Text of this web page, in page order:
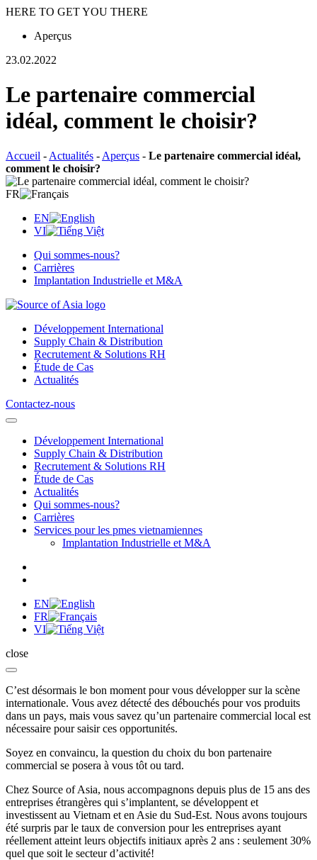
HERE TO GET YOU THERE
Aperçus
23.02.2022
Le partenaire commercial
idéal, comment le choisir?
Accueil - Actualités - Aperçus - Le partenaire commercial idéal,
comment le choisir?
FR
EN
VI
Qui sommes-nous?
Carrières
Implantation Industrielle et M&A
Développement International
Supply Chain & Distribution
Recrutement & Solutions RH
Étude de Cas
Actualités
Contactez-nous
Développement International
Supply Chain & Distribution
Recrutement & Solutions RH
Étude de Cas
Actualités
Qui sommes-nous?
Carrières
Services pour les pmes vietnamiennes
Implantation Industrielle et M&A
EN
FR
VI
close
C’est désormais le bon moment pour vous développer sur la scène
internationale. Vous avez détecté des débouchés pour vos produits
dans un pays, mais vous savez qu’un partenaire commercial local est
nécessaire pour saisir ces opportunités.
Soyez en convaincu, la question du choix du bon partenaire
commercial se posera à vous tôt ou tard.
Chez Source of Asia, nous accompagnons depuis plus de 15 ans des
entreprises étrangères qui s’implantent, se développent et
investissent au Vietnam et en Asie du Sud-Est. Nous avons toujours
été surpris par le taux de conversion pour les entreprises ayant
réellement atteint leurs objectifs initiaux après 2 ans : seulement 30%
quel que soit le secteur d’activité!